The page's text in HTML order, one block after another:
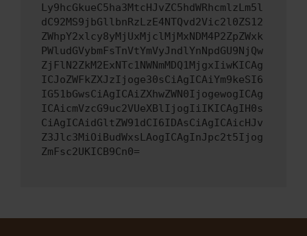
Ly9hcGkueC5ha3MtcHJvZC5hdWRhcmlzLm5l
dC92MS9jbGllbnRzLzE4NTQvd2Vic2l0ZS12
ZWhpY2xlcy8yMjUxMjclMjMxNDM4P2ZpZWxk
PWludGVybmFsTnVtYmVyJndlYnNpdGU9NjQw
ZjFlN2ZkM2ExNTc1NWNmMDQ1MjgxIiwKICAg
ICJoZWFkZXJzIjoge30sCiAgICAiYm9keSI6
IG51bGwsCiAgICAiZXhwZWN0IjogewogICAg
ICAicmVzcG9uc2VUeXBlIjogIiIKICAgIH0s
CiAgICAidGltZW91dCI6IDAsCiAgICAicHJv
Z3Jlc3MiOiBudWxsLAogICAgInJpc2t5Ijog
ZmFsc2UKICB9Cn0=